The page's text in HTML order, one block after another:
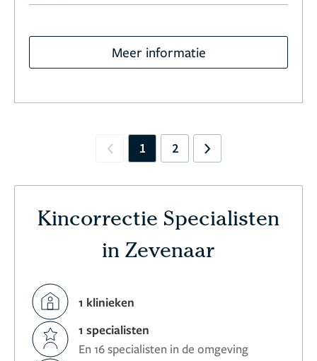
Meer informatie
Previous
1 2 Next
Kincorrectie Specialisten
in Zevenaar
1 klinieken
1 specialisten
En 16 specialisten in de omgeving